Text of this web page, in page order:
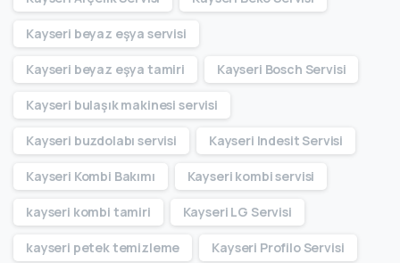
Kayseri beyaz eşya servisi
Kayseri beyaz eşya tamiri Kayseri Bosch Servisi
Kayseri bulaşık makinesi servisi
Kayseri buzdolabı servisi Kayseri Indesit Servisi
Kayseri Kombi Bakımı Kayseri kombi servisi
kayseri kombi tamiri Kayseri LG Servisi
kayseri petek temizleme Kayseri Profilo Servisi